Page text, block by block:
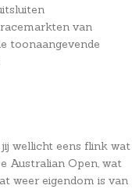
van
toonaangevende
wellicht eens flink wat
Australian Open, wat
weer eigendom is van